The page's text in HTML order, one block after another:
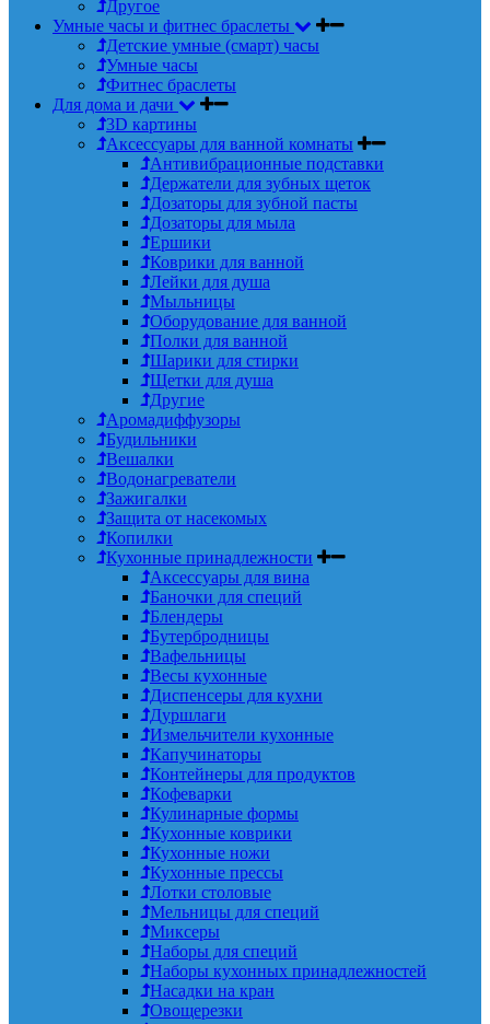
Другое
Умные часы и фитнес браслеты
Детские умные (смарт) часы
Умные часы
Фитнес браслеты
Для дома и дачи
3D картины
Аксессуары для ванной комнаты
Антивибрационные подставки
Держатели для зубных щеток
Дозаторы для зубной пасты
Дозаторы для мыла
Ершики
Коврики для ванной
Лейки для душа
Мыльницы
Оборудование для ванной
Полки для ванной
Шарики для стирки
Щетки для душа
Другие
Аромадиффузоры
Будильники
Вешалки
Водонагреватели
Зажигалки
Защита от насекомых
Копилки
Кухонные принадлежности
Аксессуары для вина
Баночки для специй
Блендеры
Бутербродницы
Вафельницы
Весы кухонные
Диспенсеры для кухни
Дуршлаги
Измельчители кухонные
Капучинаторы
Контейнеры для продуктов
Кофеварки
Кулинарные формы
Кухонные коврики
Кухонные ножи
Кухонные прессы
Лотки столовые
Мельницы для специй
Миксеры
Наборы для специй
Наборы кухонных принадлежностей
Насадки на кран
Овощерезки